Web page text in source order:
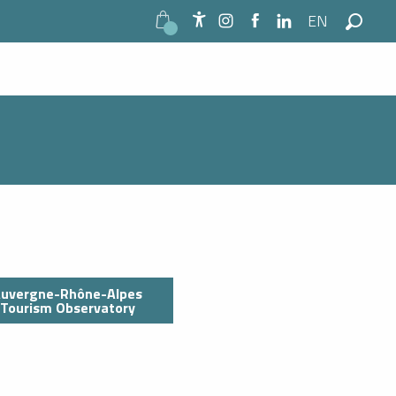
Accessibilité
EN
Search
Rhône-Alpes
Tourism Observatory